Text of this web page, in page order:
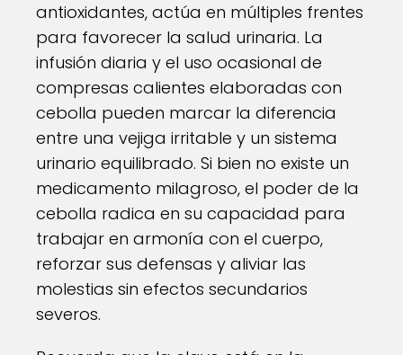
antioxidantes, actúa en múltiples frentes
para favorecer la salud urinaria. La
infusión diaria y el uso ocasional de
compresas calientes elaboradas con
cebolla pueden marcar la diferencia
entre una vejiga irritable y un sistema
urinario equilibrado. Si bien no existe un
medicamento milagroso, el poder de la
cebolla radica en su capacidad para
trabajar en armonía con el cuerpo,
reforzar sus defensas y aliviar las
molestias sin efectos secundarios
severos.